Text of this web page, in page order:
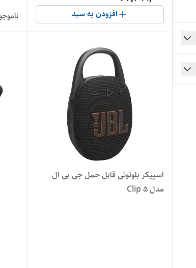
افزودن به سبد
اسپیکر بلوتوثی قابل حمل جی بی ال
مدل Clip 5